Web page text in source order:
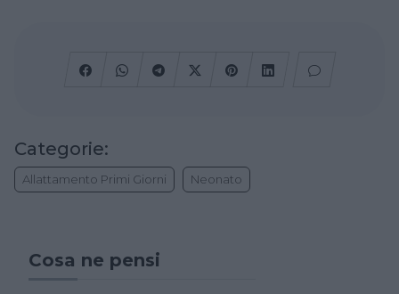
Categorie:
Allattamento Primi Giorni Neonato
Cosa ne pensi